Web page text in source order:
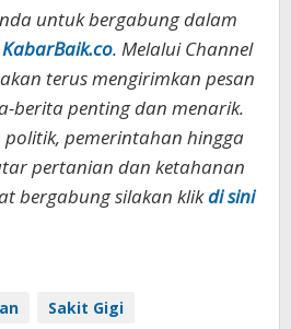
untuk bergabung dalam
KabarBaik.co. Melalui Channel
terus mengirimkan pesan
berita penting dan menarik.
pemerintahan hingga
pertanian dan ketahanan
bergabung silakan klikdi sini
Sakit Gigi